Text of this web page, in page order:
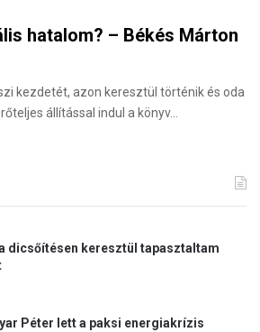
hatalom? – Békés Márton
kezdetét, azon keresztül történik és oda
állítással indul a könyv…
dicsőítésen keresztül tapasztaltam
Péter lett a paksi energiakrízis